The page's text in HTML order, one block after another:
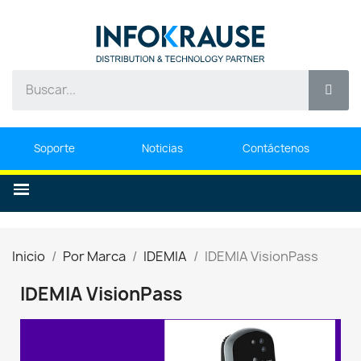
Soporte Noticias Contáctenos
Inicio Por Marca IDEMIA IDEMIA VisionPass
IDEMIA VisionPass